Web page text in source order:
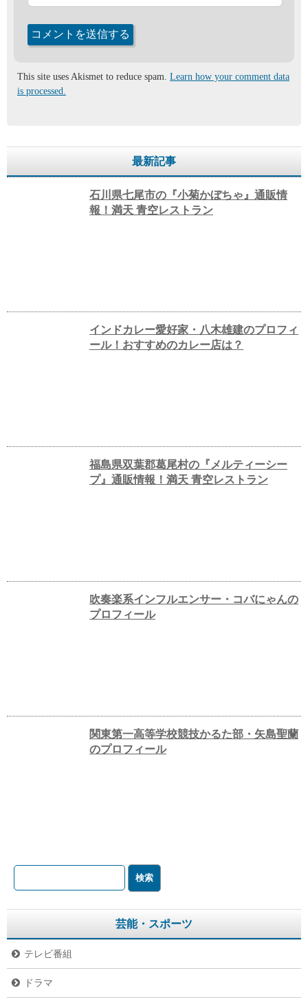
This site uses Akismet to reduce spam. Learn how your comment data
is processed.
最新記事
石川県七尾市の『小菊かぼちゃ』通販情
報！満天 青空レストラン
インドカレー愛好家・八木雄建のプロフィ
ール！おすすめのカレー店は？
福島県双葉郡葛尾村の『メルティーシー
プ』通販情報！満天 青空レストラン
吹奏楽系インフルエンサー・コバにゃんの
プロフィール
関東第一高等学校競技かるた部・矢島聖蘭
のプロフィール
芸能・スポーツ
テレビ番組
ドラマ